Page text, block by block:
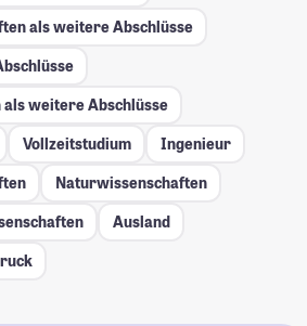
als weitere Abschlüsse
weitere Abschlüsse
Vollzeitstudium
Ingenieur
Naturwissenschaften
Ausland